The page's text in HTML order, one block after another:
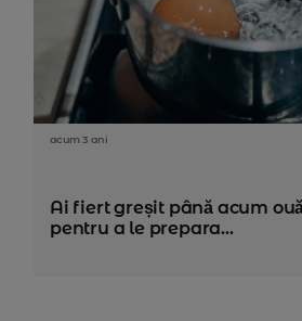
acum 3 ani
Ai fiert greșit până acum
pentru a le prepara...